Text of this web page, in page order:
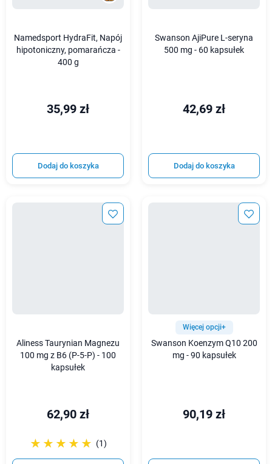
Namedsport HydraFit, Napój
hipotoniczny, pomarańcza -
400 g
35,99 zł
Dodaj do koszyka
Swanson AjiPure L-seryna
500 mg - 60 kapsułek
42,69 zł
Dodaj do koszyka
Aliness Taurynian Magnezu
100 mg z B6 (P-5-P) - 100
kapsułek
62,90 zł
☆☆☆☆☆
★★★★★ (1)
Więcej opcji+
Swanson Koenzym Q10 200
mg - 90 kapsułek
90,19 zł